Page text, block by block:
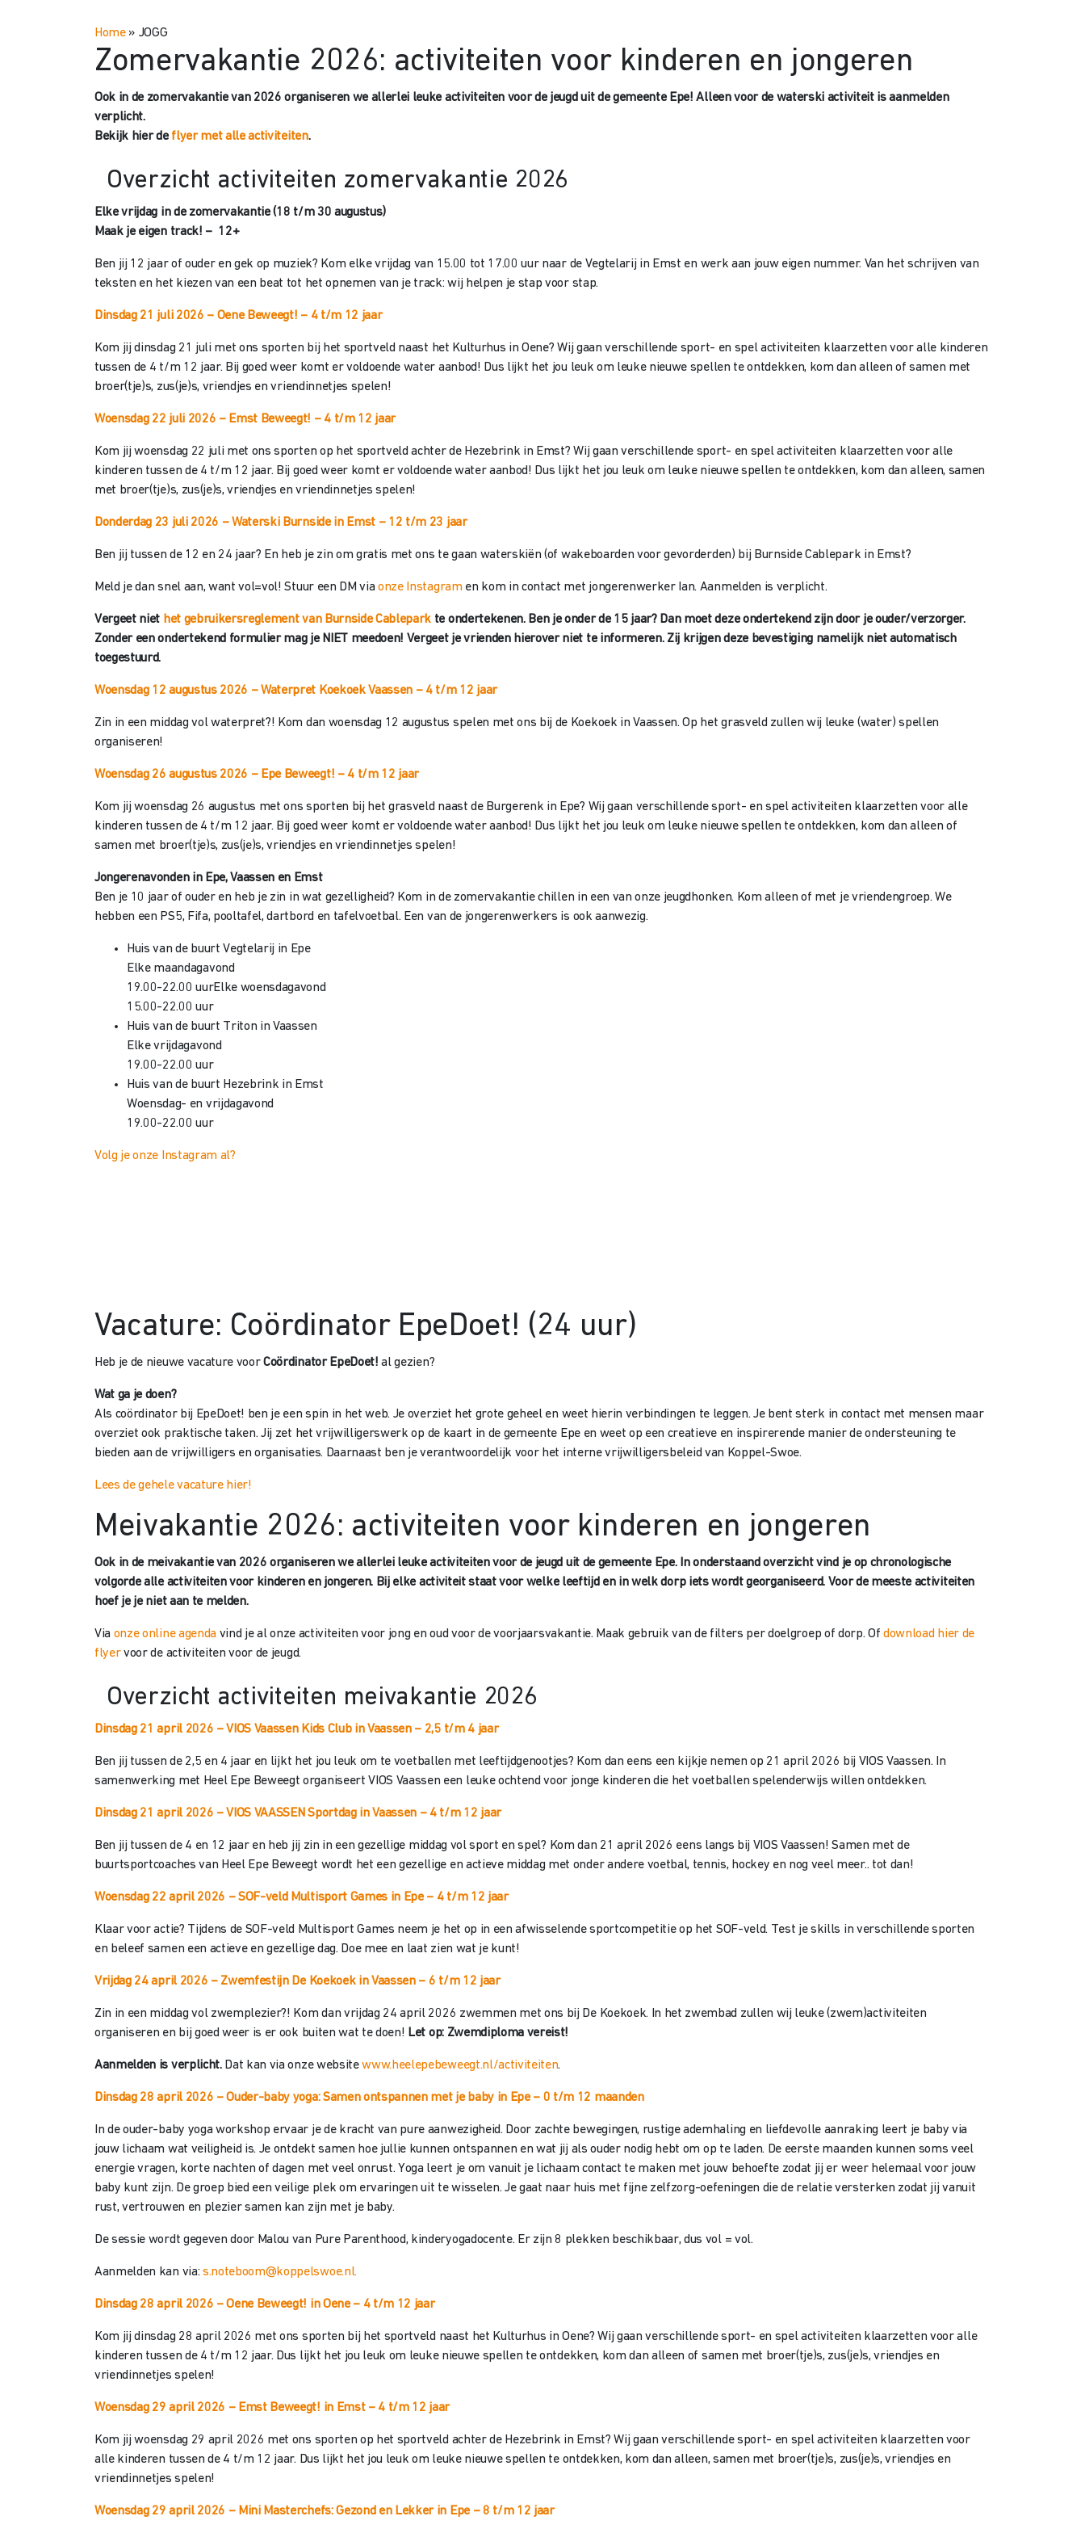
Home» JOGG
Zomervakantie 2026: activiteiten voor kinderen en jongeren
Ook in de zomervakantie van 2026 organiseren we allerlei leuke activiteiten voor de jeugd uit de gemeente Epe! Alleen voor de waterski activiteit is aanmelden
verplicht.
Bekijk hier deflyer met alle activiteiten.
Overzicht activiteiten zomervakantie 2026
Elke vrijdag in de zomervakantie (18 t/m 30 augustus)
Maak je eigen track! – 12+
Ben jij 12 jaar of ouder en gek op muziek? Kom elke vrijdag van 15.00 tot 17.00 uur naar de Vegtelarij in Emst en werk aan jouw eigen nummer. Van het schrijven van
teksten en het kiezen van een beat tot het opnemen van je track: wij helpen je stap voor stap.
Dinsdag 21 juli 2026 – Oene Beweegt! – 4 t/m 12 jaar
Kom jij dinsdag 21 juli met ons sporten bij het sportveld naast het Kulturhus in Oene? Wij gaan verschillende sport- en spel activiteiten klaarzetten voor alle kinderen
tussen de 4 t/m 12 jaar. Bij goed weer komt er voldoende water aanbod! Dus lijkt het jou leuk om leuke nieuwe spellen te ontdekken, kom dan alleen of samen met
broer(tje)s, zus(je)s, vriendjes en vriendinnetjes spelen!
Woensdag 22 juli 2026 – Emst Beweegt! – 4 t/m 12 jaar
Kom jij woensdag 22 juli met ons sporten op het sportveld achter de Hezebrink in Emst? Wij gaan verschillende sport- en spel activiteiten klaarzetten voor alle
kinderen tussen de 4 t/m 12 jaar. Bij goed weer komt er voldoende water aanbod! Dus lijkt het jou leuk om leuke nieuwe spellen te ontdekken, kom dan alleen, samen
met broer(tje)s, zus(je)s, vriendjes en vriendinnetjes spelen!
Donderdag 23 juli 2026 –Waterski Burnside in Emst – 12 t/m 23 jaar
Ben jij tussen de 12 en 24 jaar? En heb je zin om gratis met ons te gaan waterskiën (of wakeboarden voor gevorderden) bij Burnside Cablepark in Emst?
Meld je dan snel aan, want vol=vol! Stuur een DM viaonze Instagramen kom in contact met jongerenwerker Ian. Aanmelden is verplicht.
Vergeet niet het gebruikersreglement van Burnside Cablepark te ondertekenen. Ben je onder de 15 jaar? Dan moet deze ondertekend zijndoor je ouder/verzorger.
Zonder een ondertekend formulier mag je NIET meedoen! Vergeet je vrienden hierover niet te informeren. Zij krijgen deze bevestiging namelijk niet automatisch
toegestuurd.
Woensdag 12 augustus 2026 – Waterpret Koekoek Vaassen – 4 t/m 12 jaar
Zin in een middag vol waterpret?! Kom dan woensdag 12 augustus spelen met ons bij de Koekoek in Vaassen. Op het grasveld zullen wij leuke (water) spellen
organiseren!
Woensdag 26 augustus 2026 – Epe Beweegt! – 4 t/m 12 jaar
Kom jij woensdag 26 augustus met ons sporten bij het grasveld naast de Burgerenk in Epe? Wij gaan verschillende sport- en spel activiteiten klaarzetten voor alle
kinderen tussen de 4 t/m 12 jaar. Bij goed weer komt er voldoende water aanbod! Dus lijkt het jou leuk om leuke nieuwe spellen te ontdekken, kom dan alleen of
samen met broer(tje)s, zus(je)s, vriendjes en vriendinnetjes spelen!
Jongerenavonden in Epe, Vaassen en Emst
Ben je 10 jaar of ouder en heb je zin in wat gezelligheid? Kom in de zomervakantie chillen in een van onze jeugdhonken. Kom alleen of met je vriendengroep. We
hebben een PS5, Fifa, pooltafel, dartbord en tafelvoetbal. Een van de jongerenwerkers is ook aanwezig.
Huis van de buurt Vegtelarij in Epe
Elke maandagavond
19.00-22.00 uurElke woensdagavond
15.00-22.00 uur
Huis van de buurt Triton in Vaassen
Elke vrijdagavond
19.00-22.00 uur
Huis van de buurt Hezebrink in Emst
Woensdag- en vrijdagavond
19.00-22.00 uur
Volg je onze Instagram al?
Vacature: Coördinator EpeDoet! (24 uur)
Heb je de nieuwe vacature voorCoördinator EpeDoet! al gezien?
Wat ga je doen?
Als coördinator bij EpeDoet! ben je een spin in het web. Je overziet het grote geheel en weet hierin verbindingen te leggen. Je bent sterk in contact met mensen maar
overziet ook praktische taken. Jij zet het vrijwilligerswerk op de kaart in de gemeente Epe en weet op een creatieve en inspirerende manier de ondersteuning te
bieden aan de vrijwilligers en organisaties. Daarnaast ben je verantwoordelijk voor het interne vrijwilligersbeleid van Koppel-Swoe.
Lees de gehele vacature hier!
Meivakantie 2026: activiteiten voor kinderen en jongeren
Ook in de meivakantie van 2026 organiseren we allerlei leuke activiteiten voor de jeugd uit de gemeente Epe. In onderstaand overzicht vind je op chronologische
volgorde alle activiteiten voor kinderen en jongeren. Bij elke activiteit staat voor welke leeftijd en in welk dorp iets wordt georganiseerd. Voor de meeste activiteiten
hoef je je niet aan te melden.
Via onze online agendavind je al onze activiteiten voor jong en oud voor de voorjaarsvakantie. Maak gebruik van de filters per doelgroep of dorp. Ofdownload hier de
flyervoor de activiteiten voor de jeugd.
Overzicht activiteiten meivakantie 2026
Dinsdag 21 april 2026 – VIOS Vaassen Kids Club in Vaassen – 2,5 t/m 4 jaar
Ben jij tussen de 2,5 en 4 jaar en lijkt het jou leuk om te voetballen met leeftijdgenootjes? Kom dan eens een kijkje nemen op 21 april 2026 bij VIOS Vaassen. In
samenwerking met Heel Epe Beweegt organiseert VIOS Vaassen een leuke ochtend voor jonge kinderen die het voetballen spelenderwijs willen ontdekken.
Dinsdag 21 april 2026 – VIOS VAASSEN Sportdag in Vaassen – 4 t/m 12 jaar
Ben jij tussen de 4 en 12 jaar en heb jij zin in een gezellige middag vol sport en spel? Kom dan 21 april 2026 eens langs bij VIOS Vaassen! Samen met de
buurtsportcoaches van Heel Epe Beweegt wordt het een gezellige en actieve middag met onder andere voetbal, tennis, hockey en nog veel meer.. tot dan!
Woensdag 22 april 2026 – SOF-veld Multisport Games in Epe – 4 t/m 12 jaar
Klaar voor actie? Tijdens de SOF-veld Multisport Games neem je het op in een afwisselende sportcompetitie op het SOF-veld. Test je skills in verschillende sporten
en beleef samen een actieve en gezellige dag. Doe mee en laat zien wat je kunt!
Vrijdag 24 april 2026 – Zwemfestijn De Koekoek in Vaassen – 6 t/m 12 jaar
Zin in een middag vol zwemplezier?! Kom dan vrijdag 24 april 2026 zwemmen met ons bij De Koekoek. In het zwembad zullen wij leuke (zwem)activiteiten
organiseren en bij goed weer is er ook buiten wat te doen! Let op: Zwemdiploma vereist!
Aanmelden is verplicht.Dat kan via onze websitewww.heelepebeweegt.nl/activiteiten.
Dinsdag 28 april 2026 – Ouder-baby yoga: Samen ontspannen met je baby in Epe – 0 t/m 12 maanden
In de ouder-baby yoga workshop ervaar je de kracht van pure aanwezigheid. Door zachte bewegingen, rustige ademhaling en liefdevolle aanraking leert je baby via
jouw lichaam wat veiligheid is. Je ontdekt samen hoe jullie kunnen ontspannen en wat jij als ouder nodig hebt om op te laden. De eerste maanden kunnen soms veel
energie vragen, korte nachten of dagen met veel onrust. Yoga leert je om vanuit je lichaam contact te maken met jouw behoefte zodat jij er weer helemaal voor jouw
baby kunt zijn. De groep bied een veilige plek om ervaringen uit te wisselen. Je gaat naar huis met fijne zelfzorg-oefeningen die de relatie versterken zodat jij vanuit
rust, vertrouwen en plezier samen kan zijn met je baby.
De sessie wordt gegeven door Malou van Pure Parenthood, kinderyogadocente. Er zijn 8 plekken beschikbaar, dus vol = vol.
Aanmelden kan via: s.noteboom@koppelswoe.nl.
Dinsdag 28 april 2026 – Oene Beweegt! in Oene – 4 t/m 12 jaar
Kom jij dinsdag 28 april 2026 met ons sporten bij het sportveld naast het Kulturhus in Oene? Wij gaan verschillende sport- en spel activiteiten klaarzetten voor alle
kinderen tussen de 4 t/m 12 jaar. Dus lijkt het jou leuk om leuke nieuwe spellen te ontdekken, kom dan alleen of samen met broer(tje)s, zus(je)s, vriendjes en
vriendinnetjes spelen!
Woensdag 29 april 2026 – Emst Beweegt! in Emst – 4 t/m 12 jaar
Kom jij woensdag 29 april 2026 met ons sporten op het sportveld achter de Hezebrink in Emst? Wij gaan verschillende sport- en spel activiteiten klaarzetten voor
alle kinderen tussen de 4 t/m 12 jaar. Dus lijkt het jou leuk om leuke nieuwe spellen te ontdekken, kom dan alleen, samen met broer(tje)s, zus(je)s, vriendjes en
vriendinnetjes spelen!
Woensdag 29 april 2026 – Mini Masterchefs: Gezond en Lekker in Epe – 8 t/m 12 jaar